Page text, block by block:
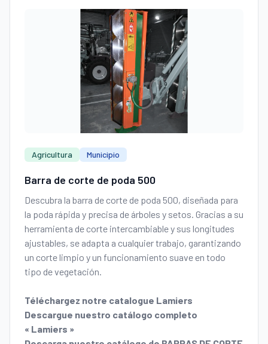
Agricultura Municipio
Barra de corte de poda 500
Descubra la barra de corte de poda 500, diseñada para
la poda rápida y precisa de árboles y setos. Gracias a su
herramienta de corte intercambiable y sus longitudes
ajustables, se adapta a cualquier trabajo, garantizando
un corte limpio y un funcionamiento suave en todo
tipo de vegetación.
Téléchargez notre catalogue Lamiers
Descargue nuestro catálogo completo
« Lamiers »